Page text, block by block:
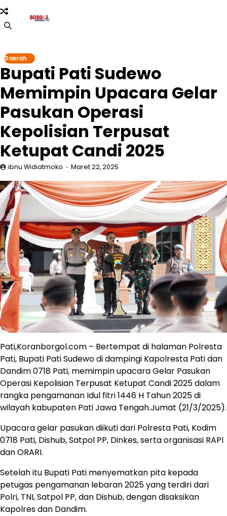
Skip
to
content
Daerah
Bupati Pati Sudewo
Memimpin Upacara Gelar
Pasukan Operasi
Kepolisian Terpusat
Ketupat Candi 2025
ibnu Widiatmoko Maret 22, 2025
Pati,Koranborgol.com – Bertempat di halaman Polresta
Pati, Bupati Pati Sudewo di dampingi Kapolresta Pati dan
Dandim 0718 Pati, memimpin upacara Gelar Pasukan
Operasi Kepolisian Terpusat Ketupat Candi 2025 dalam
rangka pengamanan Idul fitri 1446 H Tahun 2025 di
wilayah kabupaten Pati Jawa Tengah.Jumat (21/3/2025).
Upacara gelar pasukan diikuti dari Polresta Pati, Kodim
0718 Pati, Dishub, Satpol PP, Dinkes, serta organisasi RAPI
dan ORARI.
Setelah itu Bupati Pati menyematkan pita kepada
petugas pengamanan lebaran 2025 yang terdiri dari
Polri, TNI, Satpol PP, dan Dishub, dengan disaksikan
Kapolres dan Dandim.